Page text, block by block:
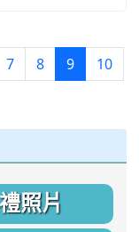
7 8 9(current)
10
照片